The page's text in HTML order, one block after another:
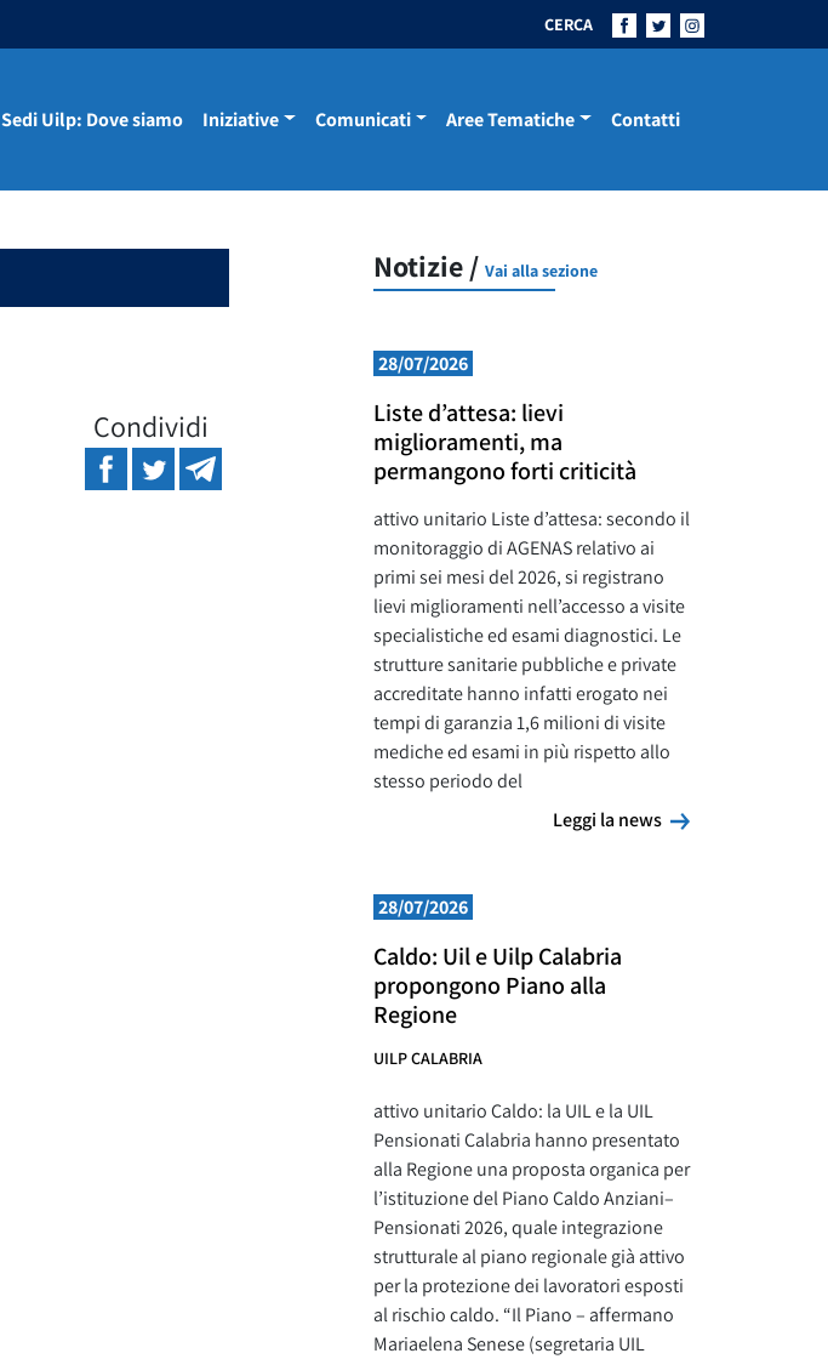
CERCA
Sedi Uilp: Dove siamo Iniziative Comunicati Aree Tematiche Contatti
Condividi
Notizie / Vai alla sezione
28/07/2026
Liste d’attesa: lievi
miglioramenti, ma
permangono forti criticità
attivo unitario Liste d’attesa: secondo il
monitoraggio di AGENAS relativo ai
primi sei mesi del 2026, si registrano
lievi miglioramenti nell’accesso a visite
specialistiche ed esami diagnostici. Le
strutture sanitarie pubbliche e private
accreditate hanno infatti erogato nei
tempi di garanzia 1,6 milioni di visite
mediche ed esami in più rispetto allo
stesso periodo del
Leggi la news
Leggi la news
28/07/2026
Caldo: Uil e Uilp Calabria
propongono Piano alla
Regione
UILP CALABRIA
attivo unitario Caldo: la UIL e la UIL
Pensionati Calabria hanno presentato
alla Regione una proposta organica per
l’istituzione del Piano Caldo Anziani–
Pensionati 2026, quale integrazione
strutturale al piano regionale già attivo
per la protezione dei lavoratori esposti
al rischio caldo. “Il Piano – affermano
Mariaelena Senese (segretaria UIL